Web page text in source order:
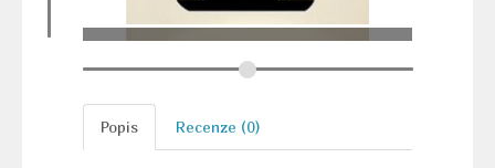
Popis Recenze (0)